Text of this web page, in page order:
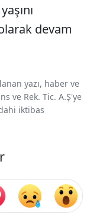
devam
yazı, haber ve
ve Rek. Tic. A.Ş'ye
iktibas